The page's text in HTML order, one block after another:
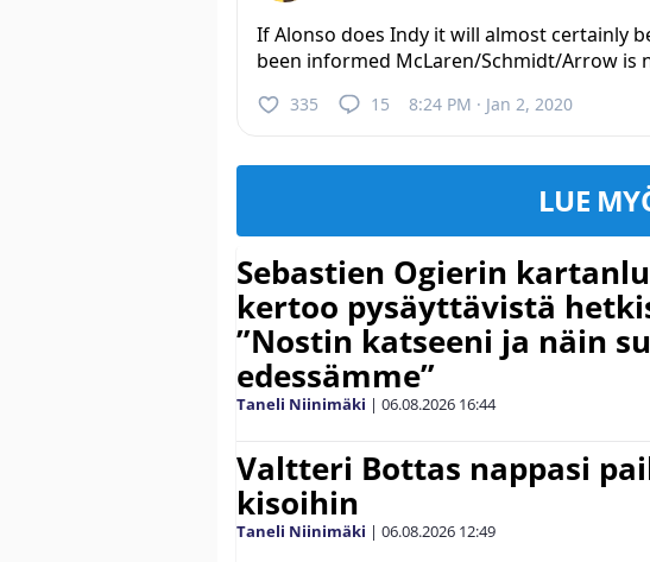
If Alonso does Indy it will almost certainly
been informed McLaren/Schmidt/Arrow is
335 15 8:24 PM · Jan 2, 2020
LUE
Sebastien Ogierin
kertoo pysäyttävistä
”Nostin katseeni ja näin
edessämme”
Taneli Niinimäki | 06.08.2026 16:44
Valtteri Bottas nappasi
kisoihin
Taneli Niinimäki | 06.08.2026 12:49